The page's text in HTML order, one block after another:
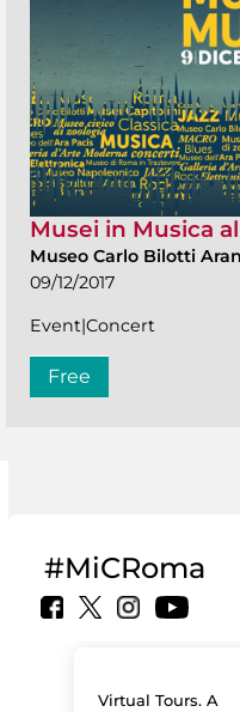
Musei in Musica
Museo Carlo Bilotti
09/12/2017
Event|Concert
Free
#MiCRoma
Virtual Tours. A